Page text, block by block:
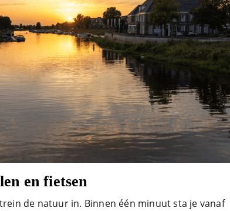
en fietsen
de natuur in. Binnen één minuut sta je vanaf